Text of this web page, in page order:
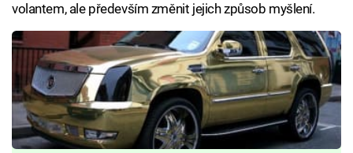
volantem, ale především změnit jejich způsob myšlení.